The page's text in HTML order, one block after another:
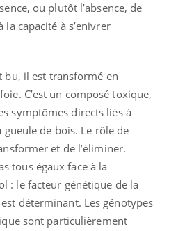
ou plutôt l’absence, de
la capacité à s’enivrer
bu, il est transformé en
C’est un composé toxique,
symptômes directs liés à
gueule de bois. Le rôle de
et de l’éliminer.
tous égaux face à la
: le facteur génétique de la
déterminant. Les génotypes
sont particulièrement